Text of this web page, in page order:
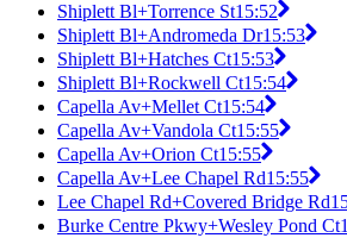
Shiplett Bl+Torrence St15:52
Shiplett Bl+Andromeda Dr15:53
Shiplett Bl+Hatches Ct15:53
Shiplett Bl+Rockwell Ct15:54
Capella Av+Mellet Ct15:54
Capella Av+Vandola Ct15:55
Capella Av+Orion Ct15:55
Capella Av+Lee Chapel Rd15:55
Lee Chapel Rd+Covered Bridge Rd
Burke Centre Pkwy+Wesley Pond Ct